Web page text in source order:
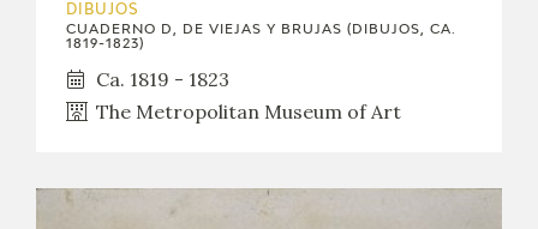
DIBUJOS
CUADERNO D, DE VIEJAS Y BRUJAS (DIBUJOS, CA.
1819-1823)
Ca. 1819 - 1823
The Metropolitan Museum of Art